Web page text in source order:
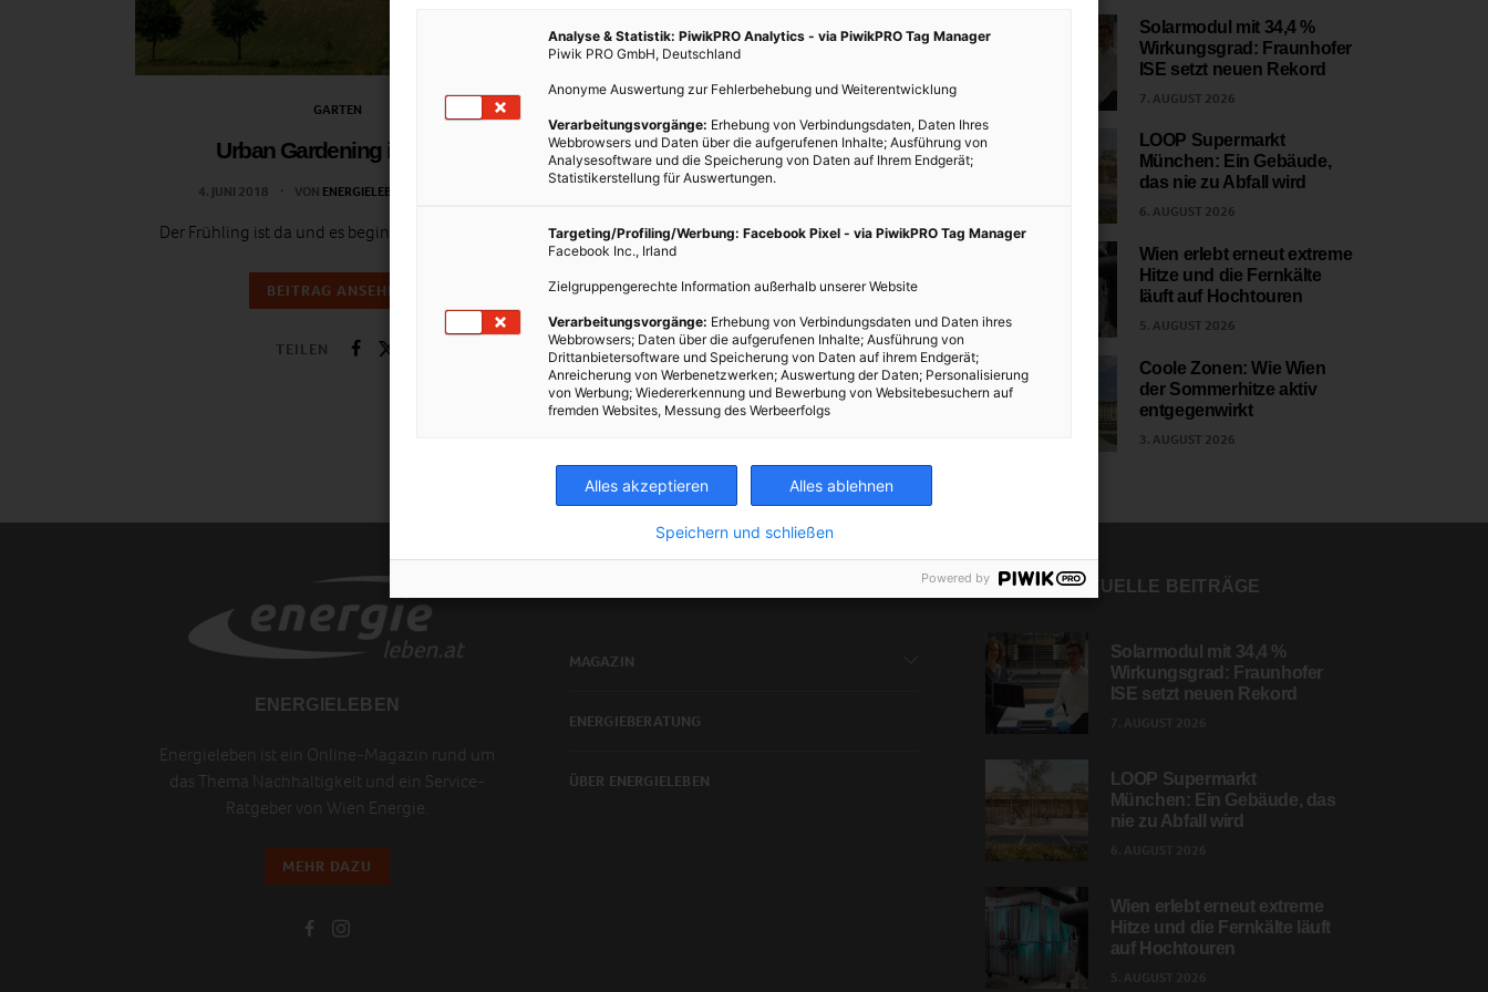
GARTEN
Urban Gardening in Wien
4. JUNI 2018 VON ENERGIELEBEN REDAKTION
Der Frühling ist da und es beginnt die Gartenzeit!
BEITRAG ANSEHEN
TEILEN
Karls Garten
17. OKTOBER 2014 VON
Der Schau- und Forschungsgarten am Karlsplatz stellt
BEITRAG ANSEHEN
TEILEN
Solarmodul mit 34,4 %
Wirkungsgrad: Fraunhofer
ISE setzt neuen Rekord
7. AUGUST 2026
LOOP Supermarkt
München: Ein Gebäude,
das nie zu Abfall wird
6. AUGUST 2026
Wien erlebt erneut extreme
Hitze und die Fernkälte
läuft auf Hochtouren
5. AUGUST 2026
Coole Zonen: Wie Wien
der Sommerhitze aktiv
entgegenwirkt
3. AUGUST 2026
ENERGIELEBEN
Energieleben ist ein Online-Magazin rund um
das Thema Nachhaltigkeit und ein Service-
Ratgeber von Wien Energie.
MEHR DAZU
MAGAZIN
ENERGIEBERATUNG
ÜBER ENERGIELEBEN
AKTUELLE BEITRÄGE
Solarmodul mit 34,4 %
Wirkungsgrad: Fraunhofer
ISE setzt neuen Rekord
LOOP Supermarkt
München: Ein Gebäude, das
nie zu Abfall wird
Wien erlebt erneut extreme
Hitze und die Fernkälte läuft
auf Hochtouren
Analyse & Statistik: PiwikPRO Analytics - via PiwikPRO Tag Manager
Piwik PRO GmbH, Deutschland
Anonyme Auswertung zur Fehlerbehebung und Weiterentwicklung
Verarbeitungsvorgänge: Erhebung von Verbindungsdaten, Daten Ihres
Webbrowsers und Daten über die aufgerufenen Inhalte; Ausführung von
Analysesoftware und die Speicherung von Daten auf Ihrem Endgerät;
Statistikerstellung für Auswertungen.
Targeting/Profiling/Werbung: Facebook Pixel - via PiwikPRO Tag Manager
Facebook Inc., Irland
Zielgruppengerechte Information außerhalb unserer Website
Verarbeitungsvorgänge: Erhebung von Verbindungsdaten und Daten ihres
Webbrowsers; Daten über die aufgerufenen Inhalte; Ausführung von
Drittanbietersoftware und Speicherung von Daten auf ihrem Endgerät;
Anreicherung von Werbenetzwerken; Auswertung der Daten; Personalisierung
von Werbung; Wiedererkennung und Bewerbung von Websitebesuchern auf
fremden Websites, Messung des Werbeerfolgs
Alles akzeptieren Alles ablehnen
Speichern und schließen
Powered by